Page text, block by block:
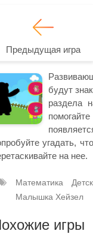
Предыдущая игра
будут
раздела
угадать,
на нее.
Математика
Малышка Хейзел
игры